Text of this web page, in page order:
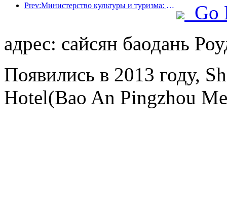
Prev:Министерство культуры и туризма: усилить контроль качества туристических достопримечательностей и повысить уровень обслуживания в живописных местах.
Go
адрес: сайсян баодань
Появились в 2013 году,
Hotel(Bao An Pingzhou